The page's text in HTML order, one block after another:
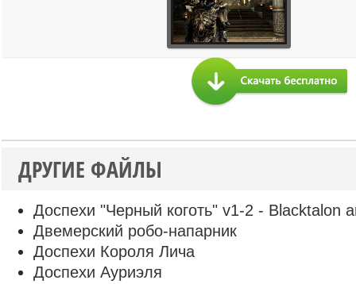
ДРУГИЕ ФАЙЛЫ
Доспехи "Черный коготь" v1-2 - Blacktalon
Двемерский робо-напарник
Доспехи Короля Лича
Доспехи Ауриэля